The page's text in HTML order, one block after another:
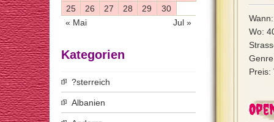
Wo:
Preis:
« Mai Jul »
25
26 27 28 29 30
Kategorien
?sterreich
Albanien